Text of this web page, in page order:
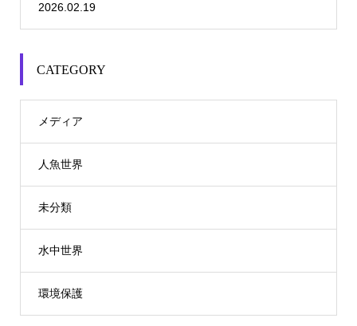
2026.02.19
CATEGORY
メディア
人魚世界
未分類
水中世界
環境保護